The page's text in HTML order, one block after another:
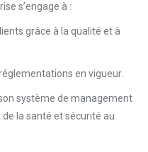
s’engage à :
grâce à la qualité et à
en vigueur.
système de management
la santé et sécurité au